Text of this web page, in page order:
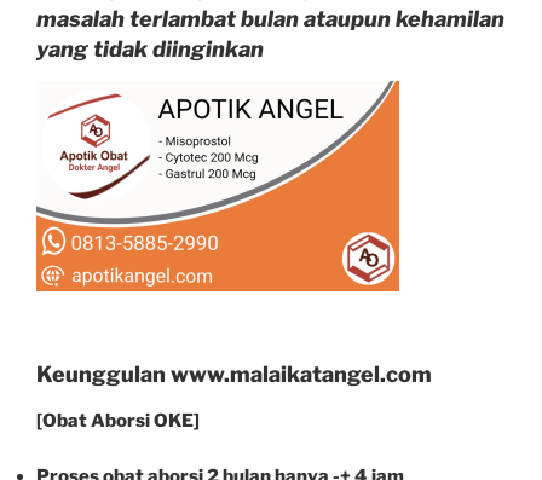
masalah terlambat bulan ataupun kehamilan
yang tidak diinginkan
Keunggulan www.malaikatangel.com
[Obat Aborsi OKE]